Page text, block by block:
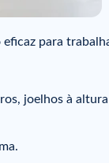
eficaz para
joelhos à